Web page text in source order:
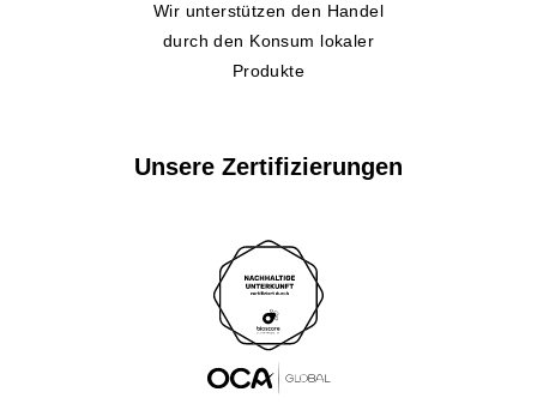
Wir unterstützen den Handel
durch den Konsum lokaler
Produkte
Unsere Zertifizierungen